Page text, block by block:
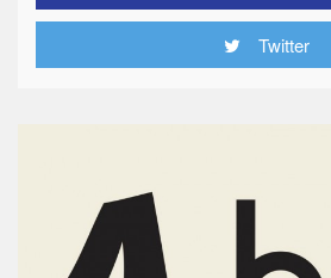
Twitter